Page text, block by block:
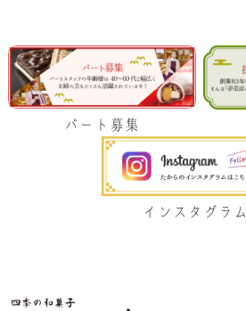
パート募集
インスタグラム